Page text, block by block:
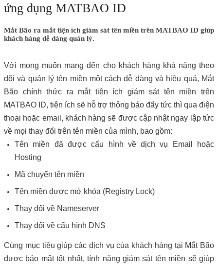
ứng dụng MATBAO ID
Mắt Bão ra mắt tiện ích giám sát tên miền trên MATBAO ID giúp
khách hàng dễ dàng quản lý.
Với mong muốn mang đến cho khách hàng khả năng theo
dõi và quản lý tên miền một cách dễ dàng và hiệu quả, Mắt
Bão chính thức ra mắt tiện ích giám sát tên miền trên
MATBAO ID, tiện ích sẽ hỗ trợ thông báo đẩy tức thì qua điện
thoại hoặc email, khách hàng sẽ được cập nhật ngay lập tức
về mọi thay đổi trên tên miền của mình, bao gồm:
Tên miền đã được cấu hình về dịch vụ Email hoặc
Hosting
Mã chuyển tên miền
Tên miền được mở khóa (Registry Lock)
Thay đổi về Nameserver
Thay đổi về cấu hình DNS
Cùng mục tiêu giúp các dịch vụ của khách hàng tại Mắt Bão
được bảo mật tốt nhất, tính năng giám sát tên miền sẽ giúp